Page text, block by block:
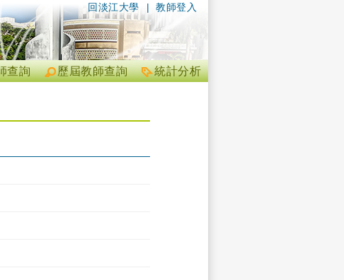
| 教師登入
回淡江大學
統計分析
歷屆教師查詢
查詢